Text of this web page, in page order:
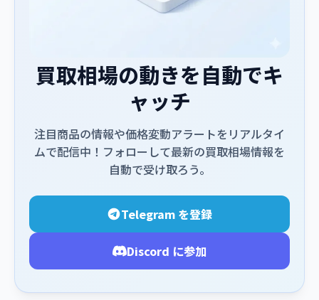
買取相場の動きを自動でキ
ャッチ
注目商品の情報や価格変動アラートをリアルタイ
ムで配信中！フォローして最新の買取相場情報を
自動で受け取ろう。
Telegram を登録
Discord に参加